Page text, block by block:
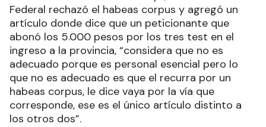
Federal rechazó el habeas corpus y agregó un
artículo donde dice que un peticionante que
abonó los 5.000 pesos por los tres test en el
ingreso a la provincia, “considera que no es
adecuado porque es personal esencial pero lo
que no es adecuado es que el recurra por un
habeas corpus, le dice vaya por la vía que
corresponde, ese es el único artículo distinto a
los otros dos”.